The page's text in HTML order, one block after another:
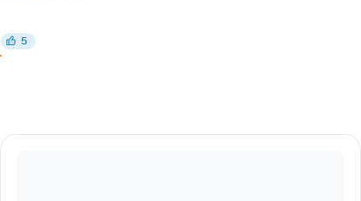
Réagir
5
J’aime
Commentaires